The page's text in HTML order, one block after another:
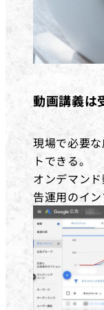
動画講義は
現場で必要
トできる。
オンデマン
告運用のイン